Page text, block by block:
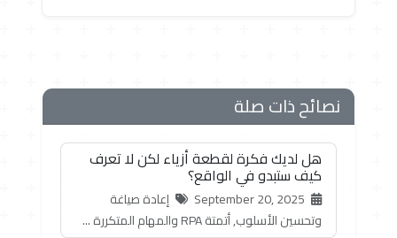
نصائح ذات صلة
هل لديك فكرة لقطعة أزياء لكن لا تعرف
كيف ستبدو في الواقع؟
إعادة صياغة
وتحسين الأسلوب, أتمتة RPA والمهام المتكررة ...